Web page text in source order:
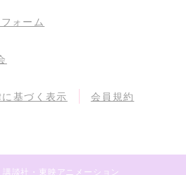
ォーム
基づく表示 会員規約
談社・東映アニメーション